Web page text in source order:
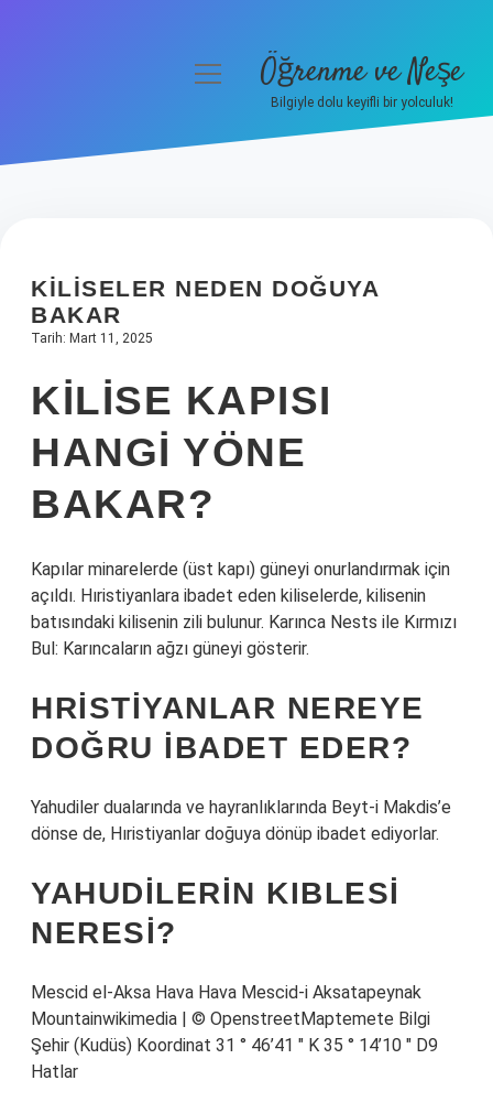
Hakkımızda
menüyüÖğrenme ve Neşe
Bilgiyle dolu keyifli bir yolculuk!
KILISELER NEDEN DOĞUYA
BAKAR
Tarih: Mart 11, 2025
KILISE KAPISI
HANGI YÖNE
BAKAR?
Kapılar minarelerde (üst kapı) güneyi onurlandırmak için
açıldı. Hıristiyanlara ibadet eden kiliselerde, kilisenin
batısındaki kilisenin zili bulunur. Karınca Nests ile Kırmızı
Bul: Karıncaların ağzı güneyi gösterir.
HRISTIYANLAR NEREYE
DOĞRU IBADET EDER?
Yahudiler dualarında ve hayranlıklarında Beyt-i Makdis’e
dönse de, Hıristiyanlar doğuya dönüp ibadet ediyorlar.
YAHUDILERIN KIBLESI
NERESI?
Mescid el-Aksa Hava Hava Mescid-i Aksatapeynak
Mountainwikimedia | © OpenstreetMaptemete Bilgi
Şehir (Kudüs) Koordinat 31 ° 46’41 ″ K 35 ° 14’10 ″ D9
Hatlar